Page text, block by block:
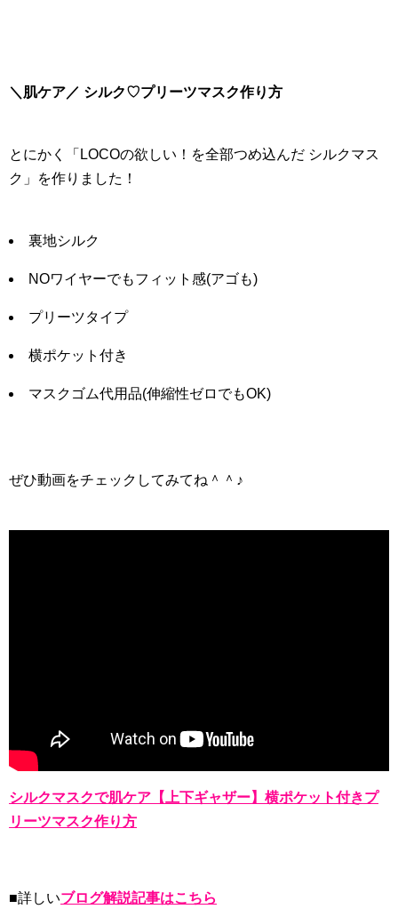
＼肌ケア／ シルク♡プリーツマスク作り方
とにかく「LOCOの欲しい！を全部つめ込んだ シルクマス
ク」を作りました！
裏地シルク
NOワイヤーでもフィット感(アゴも)
プリーツタイプ
横ポケット付き
マスクゴム代用品(伸縮性ゼロでもOK)
ぜひ動画をチェックしてみてね＾＾♪
シルクマスクで肌ケア【上下ギャザー】横ポケット付きプ
リーツマスク作り方
■詳しいブログ解説記事はこちら